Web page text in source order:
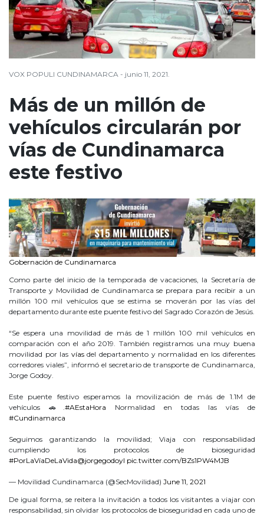
VOX POPULI CUNDINAMARCA - junio 11, 2021.
Más de un millón de
vehículos circularán por
vías de Cundinamarca
este festivo
Gobernación de Cundinamarca
Como parte del inicio de la temporada de vacaciones, la Secretaría de
Transporte y Movilidad de Cundinamarca se prepara para recibir a un
millón 100 mil vehículos que se estima se moverán por las vías del
departamento durante este puente festivo del Sagrado Corazón de Jesús.
“Se espera una movilidad de más de 1 millón 100 mil vehículos en
comparación con el año 2019. También registramos una muy buena
movilidad por las víasdel departamento y normalidad en los diferentes
corredores viales”, informó el secretario de transporte de Cundinamarca,
Jorge Godoy.
Este puente festivo esperamos la movilización de más de 1.1M de
vehículos 🚗. #AEstaHora Normalidad en todas las vías de
#Cundinamarca
Seguimos garantizando la movilidad; Viaja con responsabilidad
cumpliendo los protocolos de bioseguridad
#PorLaVíaDeLaVida@jorgegodoyl pic.twitter.com/BZs1PW4MJB
— Movilidad Cundinamarca (@SecMovilidad) June 11, 2021
De igual forma, se reitera la invitación a todos los visitantes a viajar con
responsabilidad, sin olvidar los protocolos de bioseguridad en cada uno de